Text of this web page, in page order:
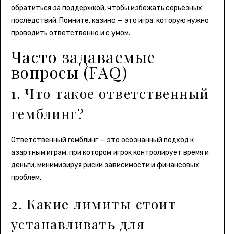
обратиться за поддержкой, чтобы избежать серьёзных
последствий. Помните, казино — это игра, которую нужно
проводить ответственно и с умом.
Часто задаваемые
вопросы (FAQ)
1. Что такое ответственный
гемблинг?
Ответственный гемблинг — это осознанный подход к
азартным играм, при котором игрок контролирует время и
деньги, минимизируя риски зависимости и финансовых
проблем.
2. Какие лимиты стоит
устанавливать для